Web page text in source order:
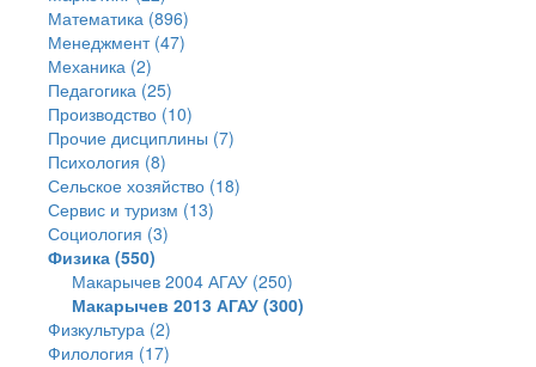
Математика (896)
Менеджмент (47)
Механика (2)
Педагогика (25)
Производство (10)
Прочие дисциплины (7)
Психология (8)
Сельское хозяйство (18)
Сервис и туризм (13)
Социология (3)
Физика (550)
Макарычев 2004 АГАУ (250)
Макарычев 2013 АГАУ (300)
Физкультура (2)
Филология (17)